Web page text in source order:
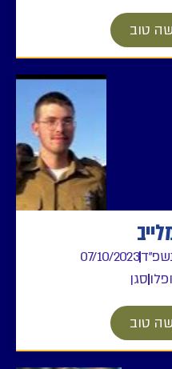
טוב
07/10/2023
סגן
טוב